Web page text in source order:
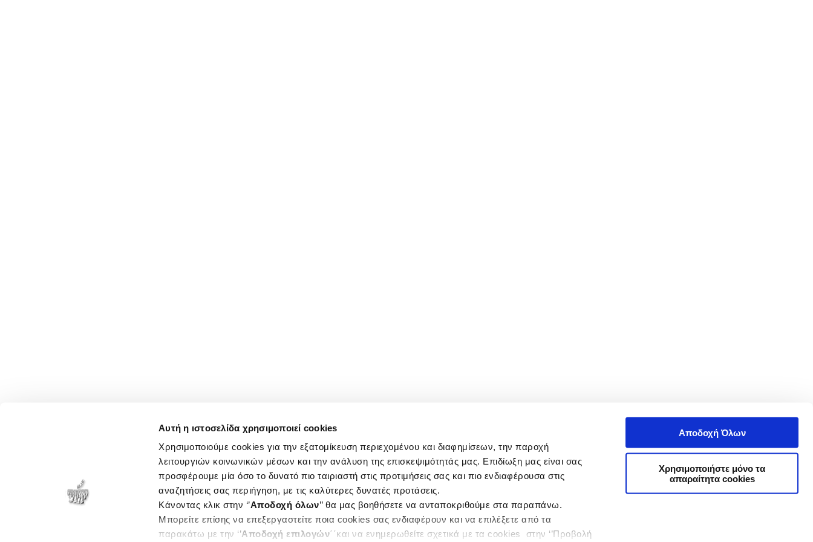
Αυτή η ιστοσελίδα χρησιμοποιεί cookies
Χρησιμοποιούμε cookies για την εξατομίκευση περιεχομένου και διαφημίσεων, την παροχή
λειτουργιών κοινωνικών μέσων και την ανάλυση της επισκεψιμότητάς μας. Επιδίωξη μας είναι σας
προσφέρουμε μία όσο το δυνατό πιο ταιριαστή στις προτιμήσεις σας και πιο ενδιαφέρουσα στις
αναζητήσεις σας περιήγηση, με τις καλύτερες δυνατές προτάσεις.
Κάνοντας κλικ στην ‘’Αποδοχή όλων’’ θα μας βοηθήσετε να ανταποκριθούμε στα παραπάνω.
Μπορείτε επίσης να επεξεργαστείτε ποια cookies σας ενδιαφέρουν και να επιλέξετε από τα
παρακάτω με την ‘’Αποδοχή επιλογών΄΄και να ενημερωθείτε σχετικά με τα cookies στην ‘’Προβολή
Αποδοχή Όλων
Χρησιμοποιήστε μόνο τα
απαραίτητα cookies